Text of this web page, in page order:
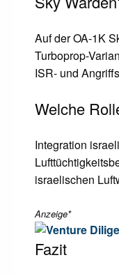
Auf der OA-1K
Turboprop-
ISR- und
Welche
Integration
israelischen
Anzeige*
Fazit